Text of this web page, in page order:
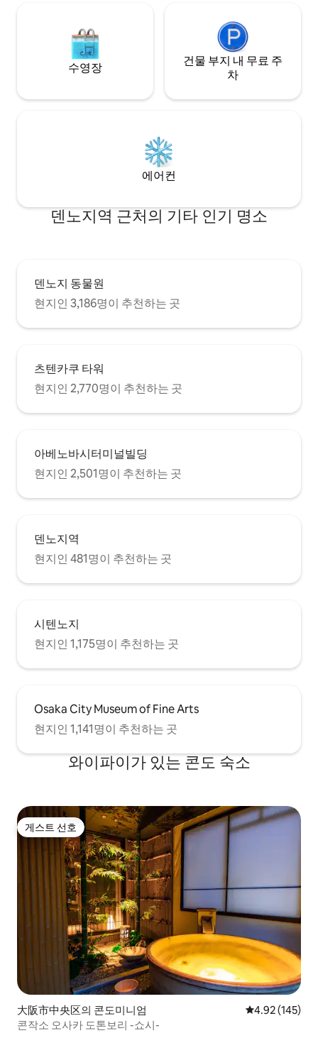
크린 컬러 TV.헤어드라이어, 주전자, 세탁
기, 밥솥, 전자레인지 등 생활시설 완비.(위
생상의 이유로 제공되지 않습니다.) - 청결
홈스테이: 일본 전문 청소, 모든 게스트의 변
관대하며, 중국, 일본, 영어, 중국. -안전화:
서비스는 계정을
니다
수영장
건물 부지 내 무료 주
차
에어컨
덴노지역 근처의 기타 인기 명소
덴노지 동물원
현지인 3,186명이 추천하는 곳
츠텐카쿠 타워
현지인 2,770명이 추천하는 곳
아베노바시터미널빌딩
현지인 2,501명이 추천하는 곳
덴노지역
현지인 481명이 추천하는 곳
시텐노지
현지인 1,175명이 추천하는 곳
Osaka City Museum of Fine Arts
현지인 1,141명이 추천하는 곳
와이파이가 있는 콘도 숙소
게스트 선호
게스트 선호
大阪市中央区의 콘도미니엄 평점 4.92점(5
4.92 (145)
콘작소 오사카 도톤보리 -쇼시-